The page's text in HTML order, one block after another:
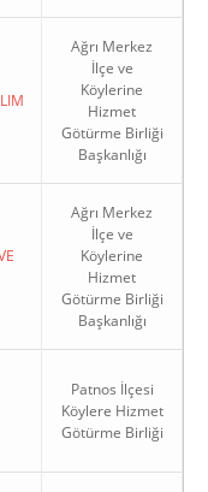
Ağrı Merkez
İlçe ve
Köylerine
Hizmet
Götürme Birliği
Başkanlığı
Ağrı Merkez
İlçe ve
Köylerine
Hizmet
Götürme Birliği
Başkanlığı
Patnos İlçesi
Köylere Hizmet
Götürme Birliği